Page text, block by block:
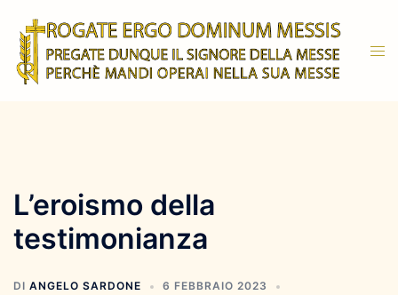
contenuto
L’eroismo della
testimonianza
DI ANGELO SARDONE
6 FEBBRAIO 2023